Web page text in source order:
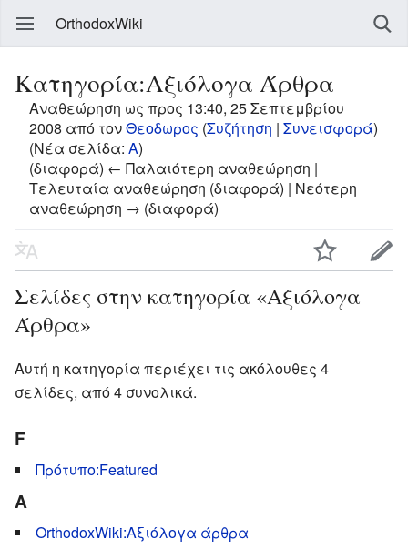
OrthodoxWiki
Κατηγορία:Αξιόλογα Άρθρα
Αναθεώρηση ως προς 13:40, 25 Σεπτεμβρίου
2008 από τονΘεοδωρος (Συζήτηση | Συνεισφορά)
(Νέα σελίδα: Α)
(διαφορά) ← Παλαιότερη αναθεώρηση |
Τελευταία αναθεώρηση (διαφορά) | Νεότερη
αναθεώρηση → (διαφορά)
Σελίδες στην κατηγορία «Αξιόλογα
Άρθρα»
Αυτή η κατηγορία περιέχει τις ακόλουθες 4
σελίδες, από 4 συνολικά.
F
Πρότυπο:Featured
Α
OrthodoxWiki:Αξιόλογα άρθρα